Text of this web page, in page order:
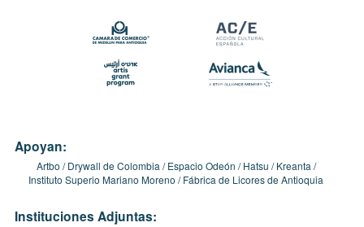
Apoyan:
Artbo Drywall de Colombia Espacio Odeón Hatsu
Kreanta
Instituto Superio Mariano Moreno
Fábrica de Licores de Antioquia
Instituciones Adjuntas: